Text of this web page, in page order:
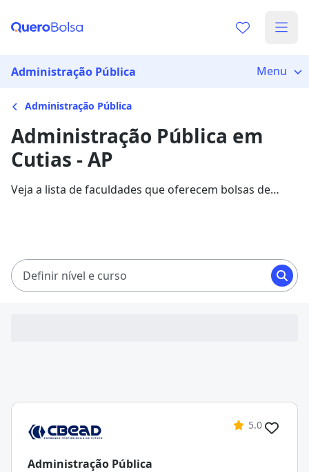
Administração Pública Menu
Administração Pública
Administração Pública em
Cutias - AP
Veja a lista de faculdades que oferecem bolsas de
Definir nível e curso
5.0
Administração Pública